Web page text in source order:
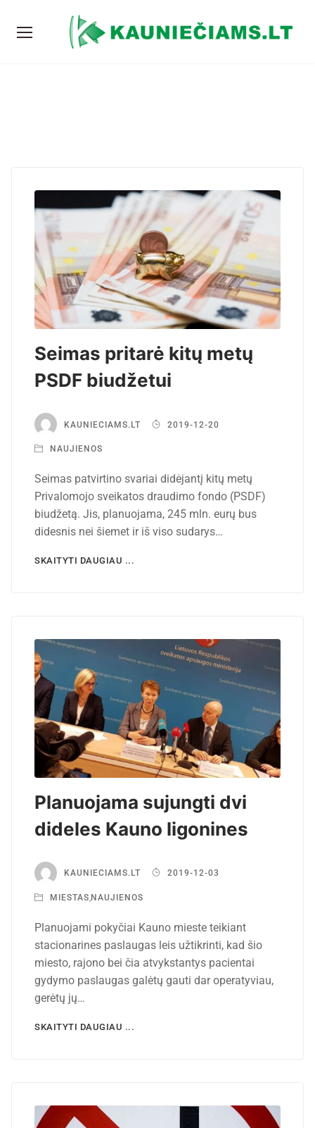
Seimas pritarė kitų metų
PSDF biudžetui
KAUNIECIAMS.LT 2019-12-20
NAUJIENOS
Seimas patvirtino svariai didėjantį kitų metų
Privalomojo sveikatos draudimo fondo (PSDF)
biudžetą. Jis, planuojama, 245 mln. eurų bus
didesnis nei šiemet ir iš viso sudarys…
SKAITYTI DAUGIAU ...
Planuojama sujungti dvi
dideles Kauno ligonines
KAUNIECIAMS.LT 2019-12-03
MIESTAS NAUJIENOS
Planuojami pokyčiai Kauno mieste teikiant
stacionarines paslaugas leis užtikrinti, kad šio
miesto, rajono bei čia atvykstantys pacientai
gydymo paslaugas galėtų gauti dar operatyviau,
gerėtų jų…
SKAITYTI DAUGIAU ...